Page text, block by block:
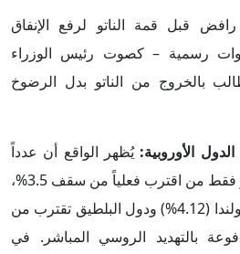
قبل قمة الناتو لرفع الإنفاق
رسمية – كصوت رئيس الوزراء
بالخروج من الناتو بدل الرضوخ
يُظهر الواقع أن عدداً
قليلاً من الدول الأوروبية هو فقط من اقترب فعلياً من سقف 3.5%،
ناهيك عن 5%؛ فدول مثل بولندا (4.12%) ودول البلطيق تقترب من
بالتهديد الروسي المباشر. في